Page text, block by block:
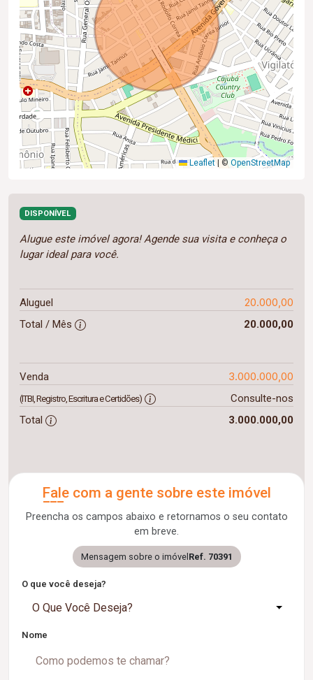
Leaflet | © OpenStreetMap
DISPONÍVEL
Alugue este imóvel agora! Agende sua visita e conheça o
lugar ideal para você.
Aluguel 20.000,00
Total / Mês 20.000,00
Venda 3.000.000,00
(ITBI, Registro, Escritura e Certidões)
Consulte-nos
Total
3.000.000,00
Fale com a gente sobre este imóvel
Preencha os campos abaixo e retornamos o seu contato
em breve.
Mensagem sobre o imóvelRef. 70391
O que você deseja?
O Que Você Deseja?
Nome